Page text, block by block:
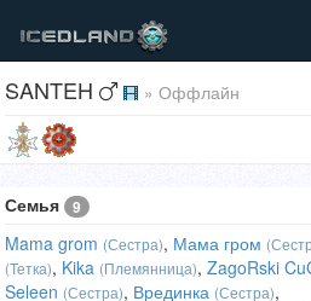
SANTEH » Оффлайн
Семья 9
Mama grom (Сестра), Мама гром
(Тетка), Kika (Племянница), ZagoRski
Seleen (Сестра), Врединка (Сестра),